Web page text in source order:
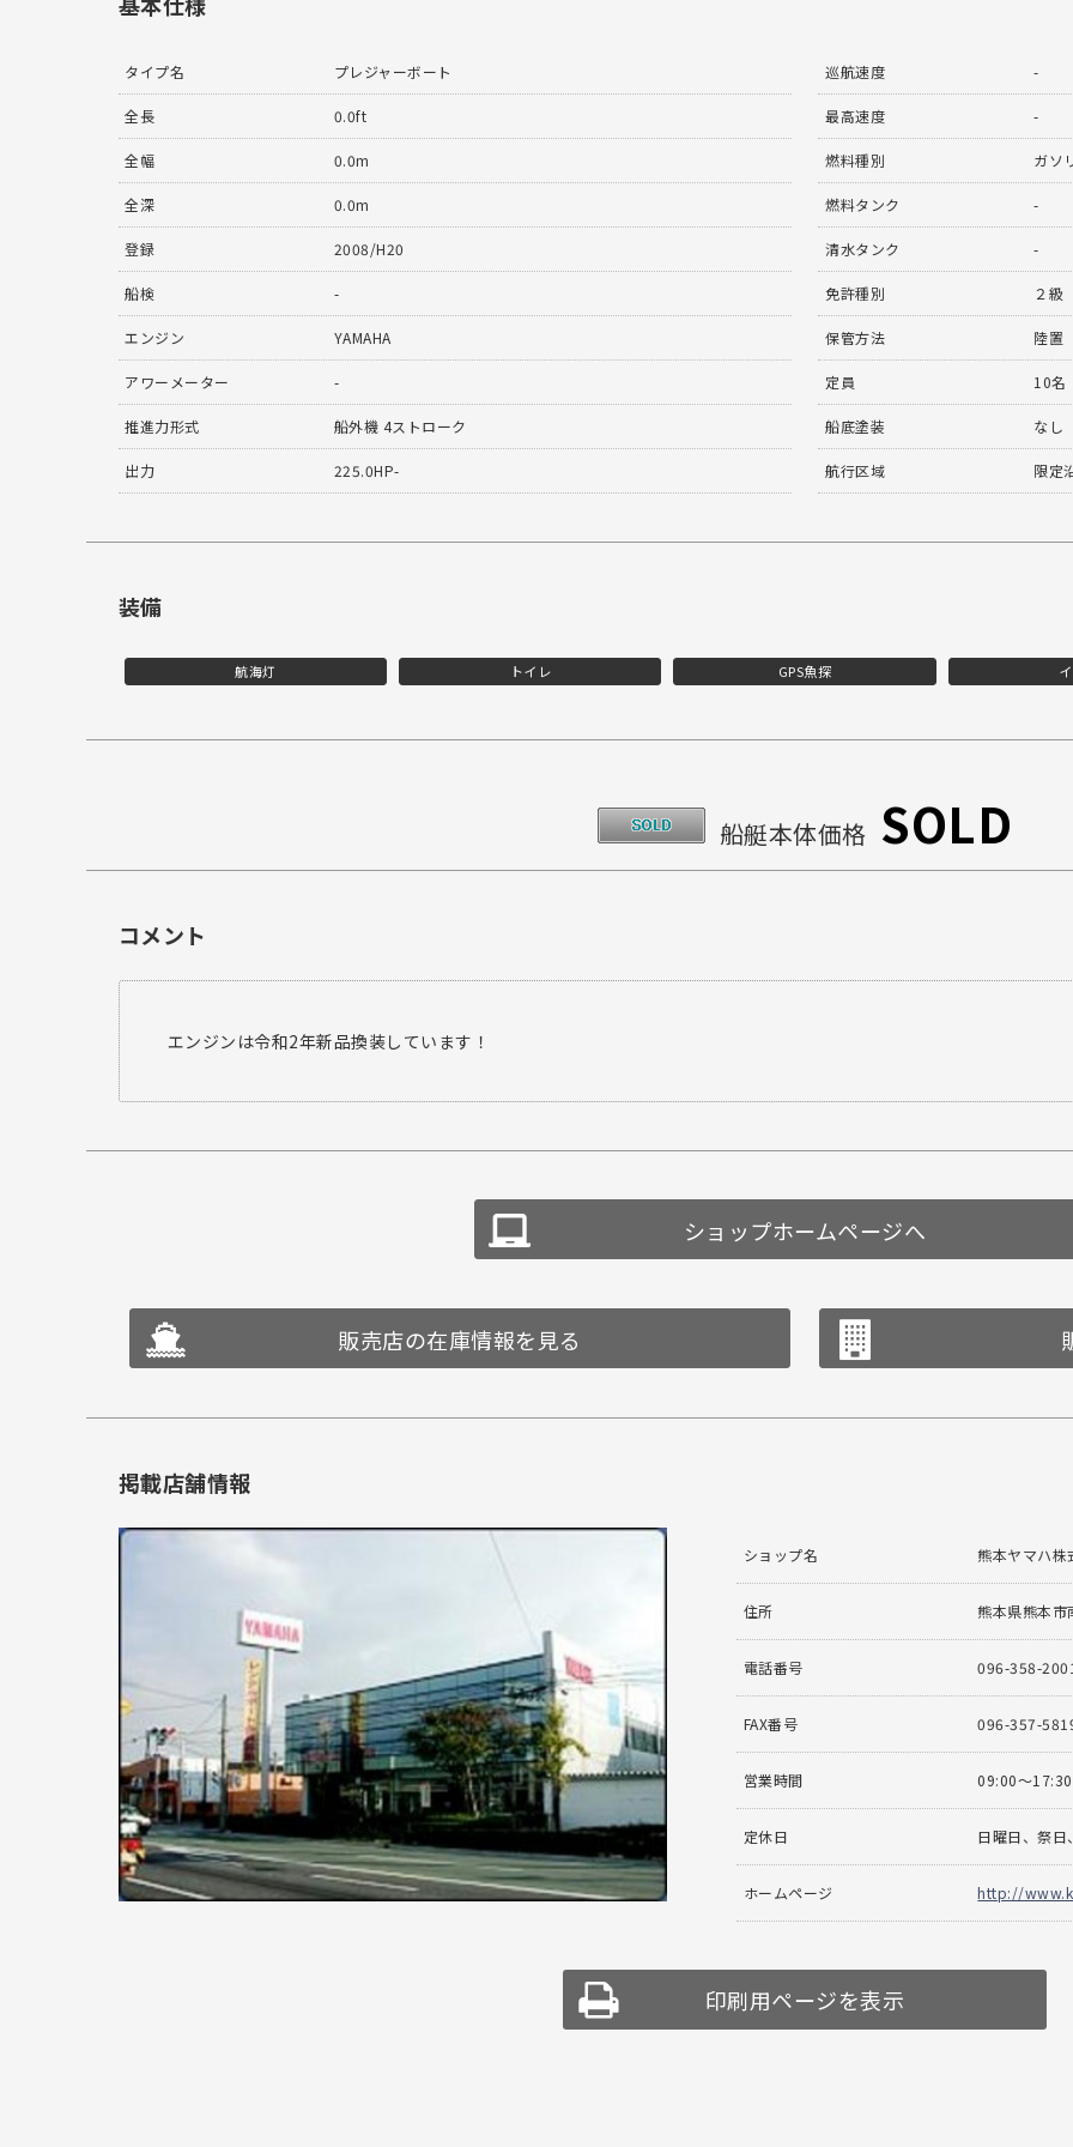
タイプ名 プレジャーボート
全長 0.0ft
全幅 0.0m
全深 0.0m
登録 2008/H20
船検 -
エンジン YAMAHA
アワーメーター -
推進力形式 船外機 4ストローク
出力 225.0HP-
巡航速度 -
最高速度 -
燃料種別 ガソ
燃料タンク -
清水タンク -
免許種別 ２級
保管方法 陸置
定員 10名
船底塗装 なし
航行区域 限定
装備
航海灯 トイレ GPS魚探
船艇本体価格 SOLD
コメント
エンジンは令和2年新品換装しています！
ショップホームページへ
販売店の在庫情報を見る
掲載店舗情報
ショップ名 熊本ヤマハ株
住所 熊本県熊本
電話番号 096-358-
FAX番号 096-357-
営業時間 09:00〜17:30
定休日 日曜日、祭日
ホームページ http://
印刷用ページを表示